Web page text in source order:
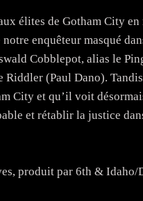
élites de Gotham City
enquêteur masqué
Cobblepot, alias le
Riddler (Paul Dano).
City et qu’il voit
et rétablir la justice
produit par 6th &